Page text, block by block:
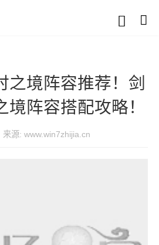
之境阵容推荐！剑
境阵容搭配攻略！
来源: www.win7zhijia.cn